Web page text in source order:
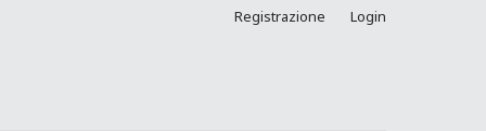
Registrazione Login